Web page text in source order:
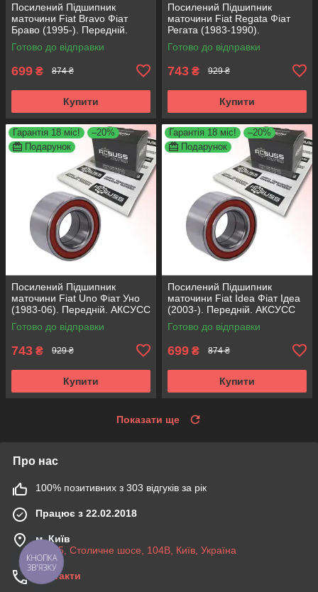
Посилений Підшипник
маточини Fiat Bravo Фіат
Браво (1995-). Передній.
АКСУСС Корея! VKBA3538 ,
R158.44 , 713690750
Готово до відправки
699 ₴ 874 ₴
Купити
Посилений Підшипник
маточини Fiat Regata Фіат
Регата (1983-1990).
Передній. АКСУСС Корея!
VKBA1410 , R182.60 ,
Готово до відправки
743 ₴ 929 ₴
Купити
Гарантія 18 міс!
–20%
Подарунок
Посилений Підшипник
маточини Fiat Uno Фіат Уно
(1983-06). Передній. АКСУСС
Корея! VKBA1410 , R182.60 ,
713696100
Готово до відправки
743 ₴ 929 ₴
Купити
Гарантія 18 міс!
–20%
Подарунок
Посилений Підшипник
маточини Fiat Idea Фіат Ідеа
(2003-). Передній. АКСУСС
Корея! VKBA3538 , R158.44 ,
713690750
Готово до відправки
699 ₴ 874 ₴
Купити
Показати ще
Про нас
100% позитивних з 303 відгуків за рік
Працює з 22.02.2018
м. Київ
03045, Столичне шосе, 104B, Київ, Україна
Контакти
КНОПКА
ЗВ'ЯЗКУ